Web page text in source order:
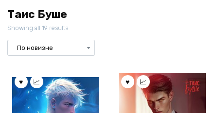
Таис Буше
Showing all 19 results